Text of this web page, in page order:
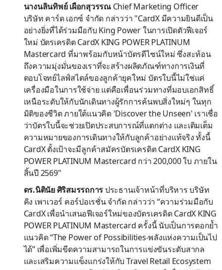
นางนลินทิพย์ เผือกสุวรรณChief Marketing Officer
บริษัท คาร์ด เอกซ์ จำกัด กล่าวว่า "CardX มีความยินดีเป็น
อย่างยิ่งที่ได้ร่วมมือกับ King Power ในการเปิดตัวฟีเจอร์
ใหม่ บัตรเครดิต CardX KING POWER PLATINUM
Mastercard ที่มาพร้อมกับหน้าบัตรดีไซน์ใหม่ ซึ่งสะท้อน
ถึงความมุ่งมั่นของเราที่จะสร้างผลิตภัณฑ์ทางการเงินที่
ตอบโจทย์ไลฟ์สไตล์ของลูกค้ายุคใหม่ บัตรใบนี้ไม่ใช่แค่
เครื่องมือในการใช้จ่าย แต่คือเพื่อนร่วมทางที่มอบเอกสิทธิ์
เหนือระดับให้กับนักเดินทางผู้รักการค้นพบสิ่งใหม่ๆ ในทุก
มิติของชีวิต ภายใต้แนวคิด 'Discover the Unseen' เราเชื่อ
ว่าบัตรใบนี้จะช่วยเปิดประสบการณ์ที่แตกต่าง และเติมเต็ม
ความหมายของการเดินทางให้กับลูกค้าอย่างแท้จริง ทั้งนี้
CardX ตั้งเป้าจะมีลูกค้าสมัครบัตรเครดิต CardX KING
POWER PLATINUM Mastercard กว่า 200,000 ใบ ภายใน
สิ้นปี 2569"
ดร.นิตินัย ศิริสมรรถการประธานเจ้าหน้าที่บริหาร บริษัท
คิง เพาเวอร์ คอร์ปอเรชั่น จำกัด กล่าวว่า “ความร่วมมือกับ
CardX เพื่อนำเสนอฟีเจอร์ใหม่ของบัตรเครดิต CardX KING
POWER PLATINUM Mastercard ครั้งนี้ นับเป็นการตอกย้ำ
แนวคิด “The Power of Possibilities-พลังแห่งความเป็นไป
ได้” เพื่อเพิ่มขีดความสามารถในการแข่งขันระดับสากล
และเสริมความแข็งแกร่งให้กับ Travel Retail Ecosystem